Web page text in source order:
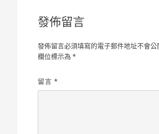
發佈留言
發佈留言必須填寫的電子郵件地址不會公
欄位標示為*
留言*